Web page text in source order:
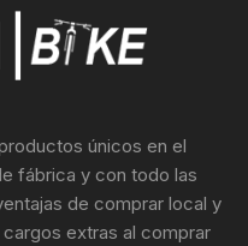
únicos en el
fábrica y con todo las
de comprar local y
extras al comprar